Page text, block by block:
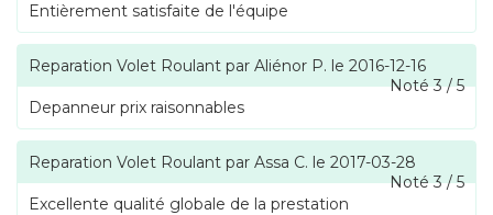
Entièrement satisfaite de l'équipe
Reparation Volet Roulant par Aliénor P. le 2016-12-16
Noté3/5
Depanneur prix raisonnables
Reparation Volet Roulant par Assa C. le 2017-03-28
Noté3/5
Excellente qualité globale de la prestation